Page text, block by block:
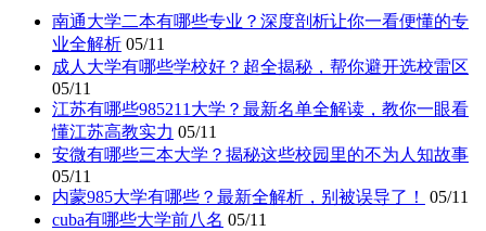
南通大学二本有哪些专业？深度剖析让你一看便懂的专
业全解析 05/11
成人大学有哪些学校好？超全揭秘，帮你避开选校雷区
05/11
江苏有哪些985211大学？最新名单全解读，教你一眼看
懂江苏高教实力 05/11
安微有哪些三本大学？揭秘这些校园里的不为人知故事
05/11
内蒙985大学有哪些？最新全解析，别被误导了！
05/11
cuba有哪些大学前八名 05/11